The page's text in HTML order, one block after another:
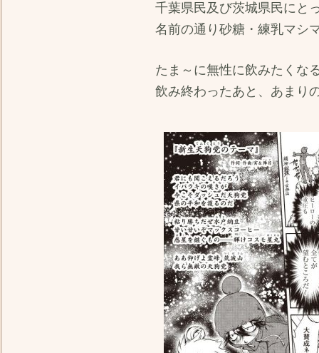
千葉県民及び茨城県民にと
名前の通り砂糖・練乳マシ
たま～に無性に飲みたくな
飲み終わったあと、あま